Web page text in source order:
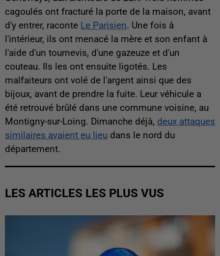
cagoulés ont fracturé la porte de la maison, avant
d'y entrer, raconte Le Parisien. Une fois à
l'intérieur, ils ont menacé la mère et son enfant à
l'aide d'un tournevis, d'une gazeuze et d'un
couteau. Ils les ont ensuite ligotés. Les
malfaiteurs ont volé de l'argent ainsi que des
bijoux, avant de prendre la fuite. Leur véhicule a
été retrouvé brûlé dans une commune voisine, au
Montigny-sur-Loing. Dimanche déjà, deux attaques
similaires avaient eu lieu dans le nord du
département.
LES ARTICLES LES PLUS VUS